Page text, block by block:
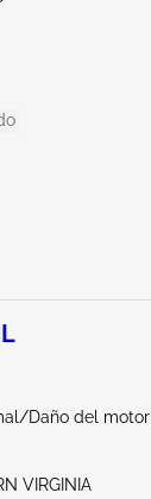
Daño del motor
VIRGINIA